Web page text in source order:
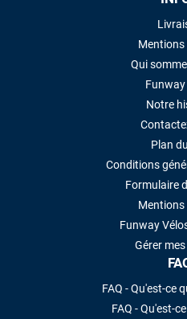
Mentions
Qui
Funway
Notre
Plan
Conditions
Formulaire
Mentions
Funway
Gérer
FAQ - Qu'est-ce
FAQ - Qu'est-